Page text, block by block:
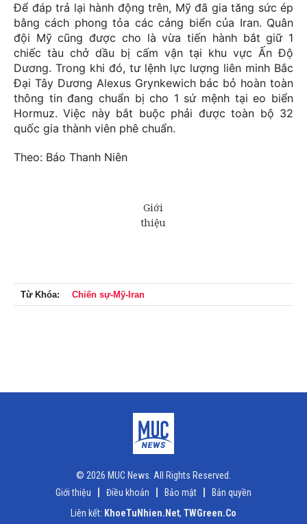
Để đáp trả lại hành động trên, Mỹ đã gia tăng sức ép
bằng cách phong tỏa các cảng biển của Iran. Quân
đội Mỹ cũng được cho là vừa tiến hành bắt giữ 1
chiếc tàu chở dầu bị cấm vận tại khu vực Ấn Độ
Dương. Trong khi đó, tư lệnh lực lượng liên minh Bắc
Đại Tây Dương Alexus Grynkewich bác bỏ hoàn toàn
thông tin đang chuẩn bị cho 1 sứ mệnh tại eo biển
Hormuz. Việc này bắt buộc phải được toàn bộ 32
quốc gia thành viên phê chuẩn.
Theo: Báo Thanh Niên
Từ Khóa: Chiến sự-Mỹ-Iran
© 2026 MUC News. All Rights Reserved.
Giới thiệu
Điều khoản Bảo mật
Bản quyền
Liên kết: KhoeTuNhien.Net, TWGreen.Co